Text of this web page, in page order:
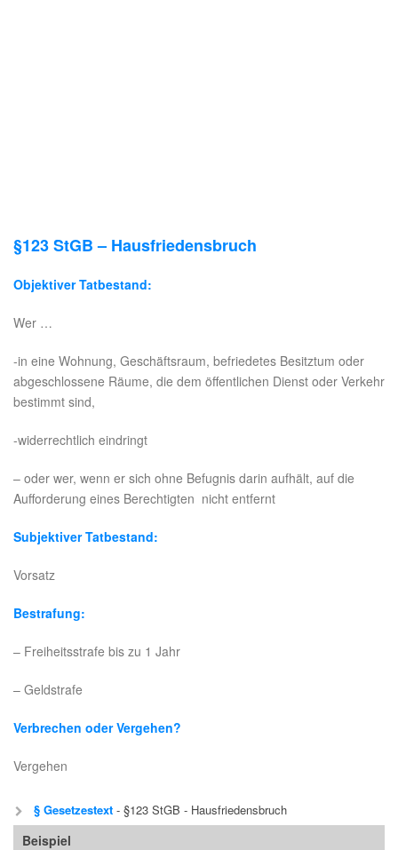
§123 StGB – Hausfriedensbruch
Objektiver Tatbestand:
Wer …
-in eine Wohnung, Geschäftsraum, befriedetes Besitztum oder
abgeschlossene Räume, die dem öffentlichen Dienst oder Verkehr
bestimmt sind,
-widerrechtlich eindringt
– oder wer, wenn er sich ohne Befugnis darin aufhält, auf die
Aufforderung eines Berechtigten nicht entfernt
Subjektiver Tatbestand:
Vorsatz
Bestrafung:
– Freiheitsstrafe bis zu 1 Jahr
– Geldstrafe
Verbrechen oder Vergehen?
Vergehen
§ Gesetzestext - §123 StGB - Hausfriedensbruch
Beispiel